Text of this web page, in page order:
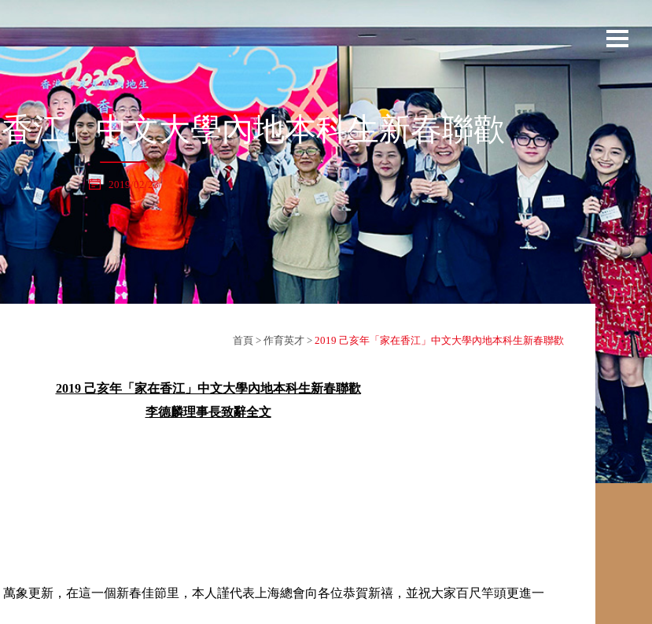
江」中文大學內地本科生新春聯歡
2019/02/23
首頁 > 作育英才 > 2019 己亥年「家在香江」中文大學內地本科生新春聯歡
2019 己亥年「家在香江」中文大學內地本科生新春聯歡
李德麟理事長致辭全文
象更新，在這一個新春佳節里，本人謹代表上海總會向各位恭賀新禧，並祝大家百尺竿頭更進一